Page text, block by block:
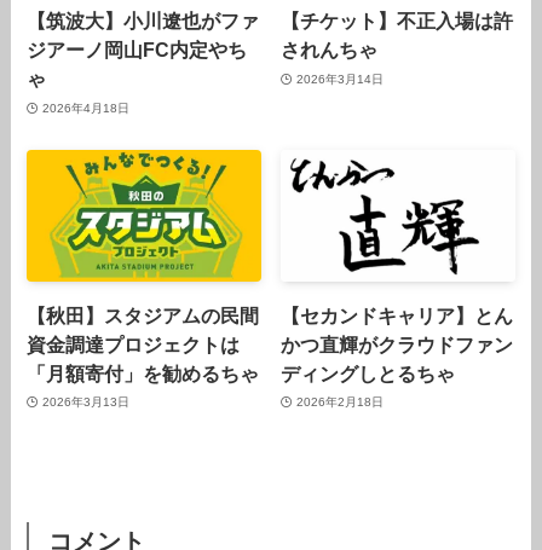
【筑波大】小川遼也がファ
ジアーノ岡山FC内定やち
ゃ
2026年4月18日
【チケット】不正入場は許
されんちゃ
2026年3月14日
【秋田】スタジアムの民間
資金調達プロジェクトは
「月額寄付」を勧めるちゃ
2026年3月13日
【セカンドキャリア】とん
かつ直輝がクラウドファン
ディングしとるちゃ
2026年2月18日
コメント